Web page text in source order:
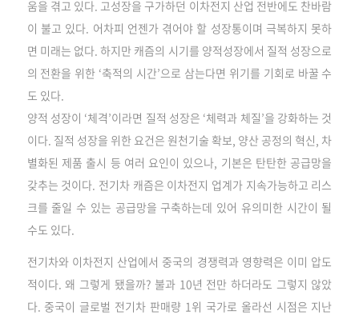
움을 겪고 있다. 고성장을 구가하던 이차전지 산업 전반에도 찬바람
이 불고 있다. 어차피 언젠가 겪어야 할 성장통이며 극복하지 못하
면 미래는 없다. 하지만 캐즘의 시기를 양적성장에서 질적 성장으로
의 전환을 위한 ‘축적의 시간’으로 삼는다면 위기를 기회로 바꿀 수
도 있다.
양적 성장이 ‘체격’이라면 질적 성장은 ‘체력과 체질’을 강화하는 것
이다. 질적 성장을 위한 요건은 원천기술 확보, 양산 공정의 혁신, 차
별화된 제품 출시 등 여러 요인이 있으나, 기본은 탄탄한 공급망을
갖추는 것이다. 전기차 캐즘은 이차전지 업계가 지속가능하고 리스
크를 줄일 수 있는 공급망을 구축하는데 있어 유의미한 시간이 될
수도 있다.
전기차와 이차전지 산업에서 중국의 경쟁력과 영향력은 이미 압도
적이다. 왜 그렇게 됐을까? 불과 10년 전만 하더라도 그렇지 않았
다. 중국이 글로벌 전기차 판매량 1위 국가로 올라선 시점은 지난